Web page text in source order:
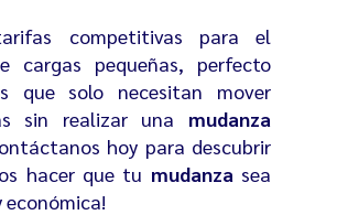
competitivas para el
cargas pequeñas, perfecto
que solo necesitan mover
sin realizar una mudanza
hoy para descubrir
hacer que tu mudanza sea
económica!